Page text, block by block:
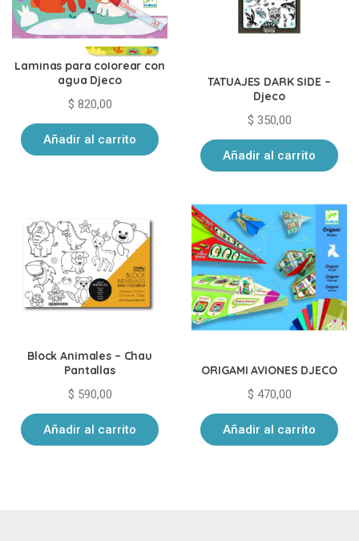
Laminas para colorear con
agua Djeco
$ 820,00
Añadir al carrito
TATUAJES DARK SIDE –
Djeco
$ 350,00
Añadir al carrito
Block Animales – Chau
Pantallas
$ 590,00
Añadir al carrito
ORIGAMI AVIONES DJECO
$ 470,00
Añadir al carrito